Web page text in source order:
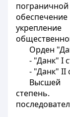
Орден
- "Данк" I
- "Данк" II
Высшей
степень.